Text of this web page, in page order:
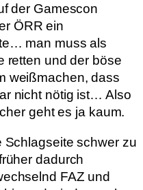
der Gamescon
ÖRR ein
man muss als
retten und der böse
weißmachen, dass
nicht nötig ist… Also
geht es ja kaum.
Schlagseite schwer zu
dadurch
FAZ und